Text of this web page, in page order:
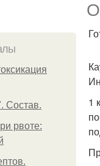
Состав.
рвоте:
1